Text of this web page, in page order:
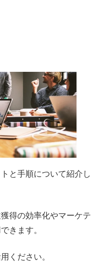
と手順について紹介し
得の効率化やマーケテ
きます。
ください。